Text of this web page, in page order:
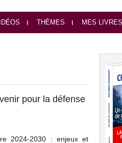
THÈMES MES LIVRES
pour la défense
2024-2030 : enjeux et